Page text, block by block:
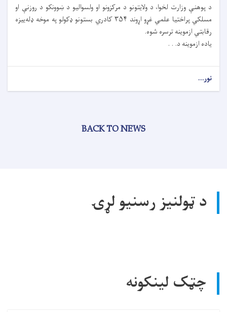
د پوهنې وزارت لخوا، د ولايتونو د مرکزونو او ولسواليو د ښوونکو د روزنې او
مسلکي پراختیا علمي غړو اړوند ۳۵۴ کادري بستونو ډکولو په موخه ډله‌ییزه
رقابتي ازموینه ترسره شوه.
ياده ازموینه د. . .
نور...
BACK TO NEWS
د ټولنیز رسنیو لړۍ
چټک لینکونه